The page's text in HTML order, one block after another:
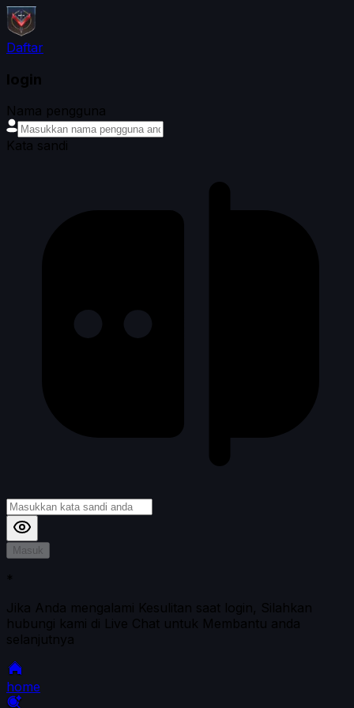
Daftar
login
Nama pengguna
Kata sandi
Masuk
*
Jika Anda mengalami Kesulitan saat login, Silahkan
hubungi kami di Live Chat untuk Membantu anda
selanjutnya
home